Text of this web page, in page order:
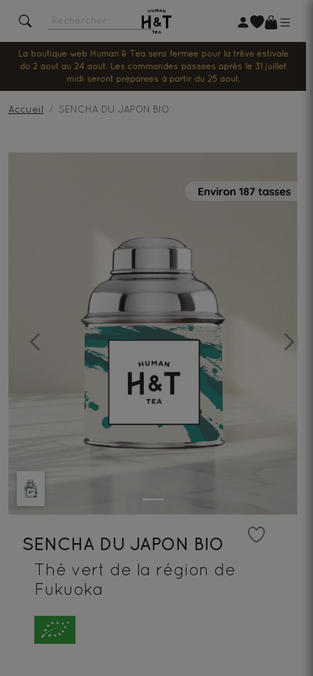
La boutique web Human & Tea sera fermée pour la trêve estivale
du 2 août au 24 août. Les commandes passées après le 31 juillet
midi seront préparées à partir du 25 août.
Accueil SENCHA DU JAPON BIO
Previous Next
SENCHA DU JAPON BIO
Thé vert de la région de
Fukuoka